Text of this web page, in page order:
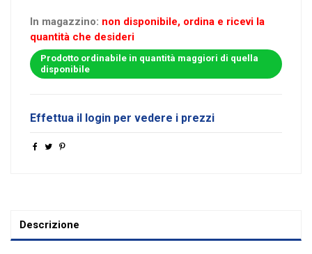
In magazzino: non disponibile, ordina e ricevi la
quantità che desideri
Prodotto ordinabile in quantità maggiori di quella
disponibile
Effettua il login per vedere i prezzi
Descrizione